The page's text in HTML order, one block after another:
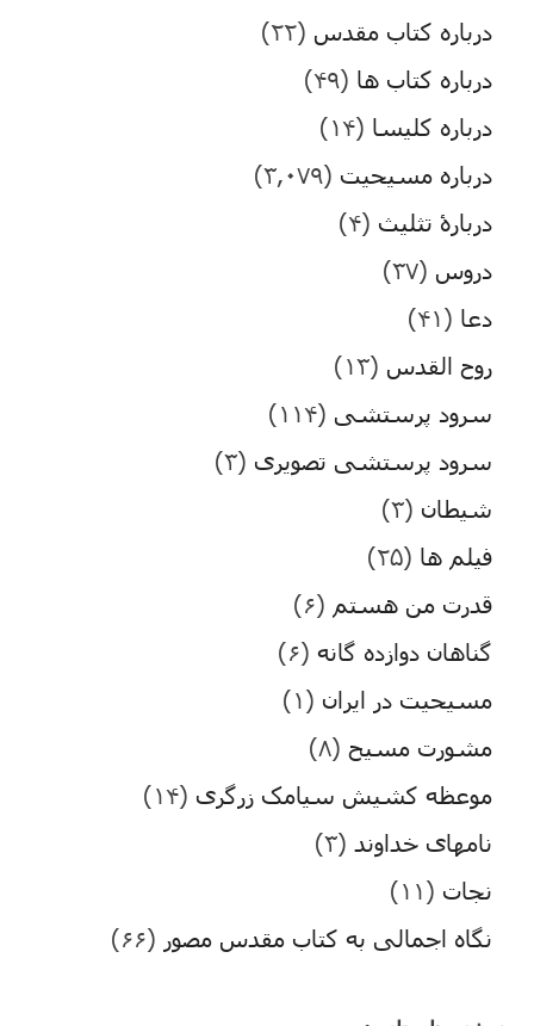
درباره کتاب مقدس (۲۲)
درباره کتاب ها (۴۹)
درباره کلیسا (۱۴)
درباره مسیحیت (۳,۰۷۹)
دربارۀ تثلیث (۴)
دروس (۳۷)
دعا (۴۱)
روح القدس (۱۳)
سرود پرستشی (۱۱۴)
سرود پرستشی تصویری (۳)
شیطان (۳)
فیلم ها (۲۵)
قدرت من هستم (۶)
گناهان دوازده گانه (۶)
مسیحیت در ایران (۱)
مشورت مسیح (۸)
موعظه کشیش سیامک زرگری (۱۴)
نامهای خداوند (۳)
نجات (۱۱)
نگاه اجمالی به کتاب مقدس مصور (۶۶)